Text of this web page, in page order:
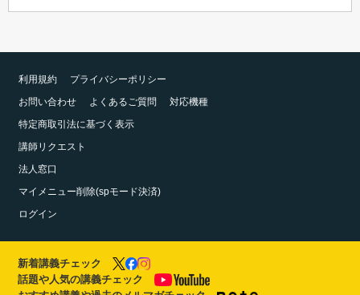
利用規約
プライバシーポリシー
お問い合わせ
よくあるご質問
対応機種
特定商取引法に基づく表示
講師リクエスト
法人窓口
マイメニュー削除(spモード決済)
ログイン
新着講義チェック
話題や人気の講義チェック